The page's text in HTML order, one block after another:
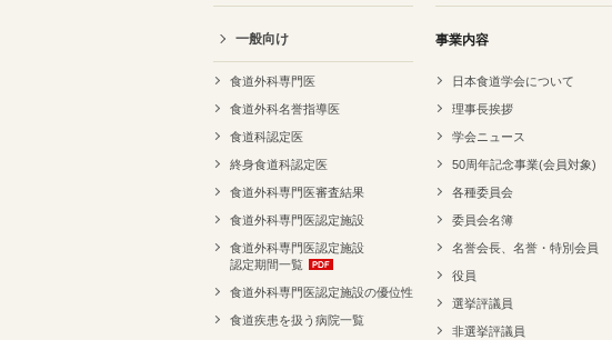
一般向け
食道外科専門医
食道外科名誉指導医
食道科認定医
終身食道科認定医
食道外科専門医審査結果
食道外科専門医認定施設
食道外科専門医認定施設
認定期間一覧
食道外科専門医認定施設の優位性
食道疾患を扱う病院一覧
事業内容
日本食道学会について
理事長挨拶
学会ニュース
50周年記念事業(会員対象)
各種委員会
委員会名簿
名誉会長、名誉・特別会員
役員
選挙評議員
非選挙評議員